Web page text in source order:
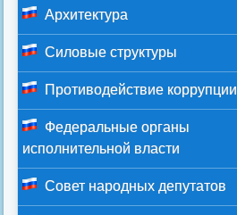
Архитектура
Силовые структуры
Противодействие коррупции
Федеральные органы
исполнительной власти
Совет народных депутатов